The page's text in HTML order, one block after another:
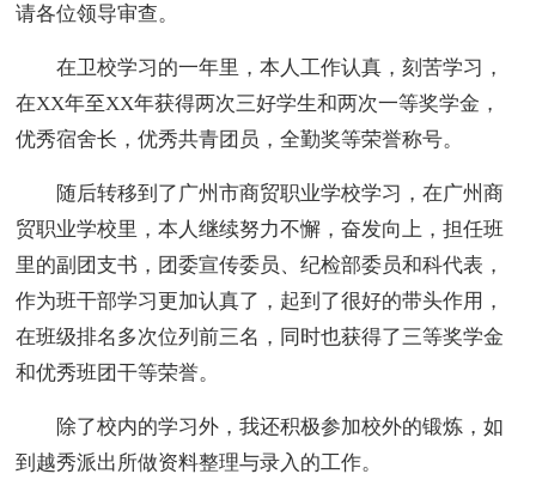
请各位领导审查。
在卫校学习的一年里，本人工作认真，刻苦学习，
在XX年至XX年获得两次三好学生和两次一等奖学金，
优秀宿舍长，优秀共青团员，全勤奖等荣誉称号。
随后转移到了广州市商贸职业学校学习，在广州商
贸职业学校里，本人继续努力不懈，奋发向上，担任班
里的副团支书，团委宣传委员、纪检部委员和科代表，
作为班干部学习更加认真了，起到了很好的带头作用，
在班级排名多次位列前三名，同时也获得了三等奖学金
和优秀班团干等荣誉。
除了校内的学习外，我还积极参加校外的锻炼，如
到越秀派出所做资料整理与录入的工作。